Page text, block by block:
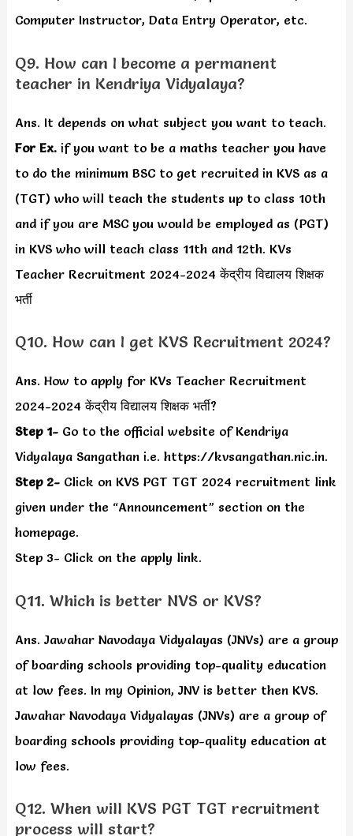
Computer Instructor, Data Entry Operator, etc.
Q9. How can I become a permanent
teacher in Kendriya Vidyalaya?
Ans. It depends on what subject you want to teach.
For Ex.if you want to be a maths teacher you have
to do the minimum BSC to get recruited in KVS as a
(TGT) who will teach the students up to class 10th
and if you are MSC you would be employed as (PGT)
in KVS who will teach class 11th and 12th. KVs
Teacher Recruitment 2024-2024 केंद्रीय विद्यालय शिक्षक
भर्ती
Q10. How can I get KVS Recruitment 2024?
Ans. How to apply for KVs Teacher Recruitment
2024-2024 केंद्रीय विद्यालय शिक्षक भर्ती?
Step 1- Go to the official website of Kendriya
Vidyalaya Sangathan i.e. https://kvsangathan.nic.in.
Step 2-Click on KVS PGT TGT 2024 recruitment link
given under the “Announcement” section on the
homepage.
Step 3- Click on the apply link.
Q11. Which is better NVS or KVS?
Ans. Jawahar Navodaya Vidyalayas (JNVs) are a group
of boarding schools providing top-quality education
at low fees. In my Opinion, JNV is better then KVS.
Jawahar Navodaya Vidyalayas (JNVs) are a group of
boarding schools providing top-quality education at
low fees.
Q12. When will KVS PGT TGT recruitment
process will start?